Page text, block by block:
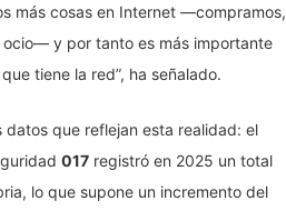
más cosas en Internet —compramos,
y por tanto es más importante
tiene la red”, ha señalado.
datos que reflejan esta realidad: el
017 registró en 2025 un total
lo que supone un incremento del